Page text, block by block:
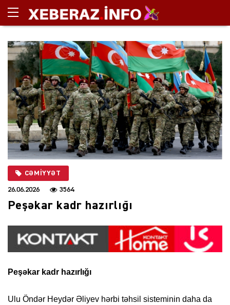
CƏMIYYƏT
26.06.2026 3564
Peşəkar kadr hazırlığı
Peşəkar kadr hazırlığı
Ulu Öndər Heydər Əliyev hərbi təhsil sisteminin daha da